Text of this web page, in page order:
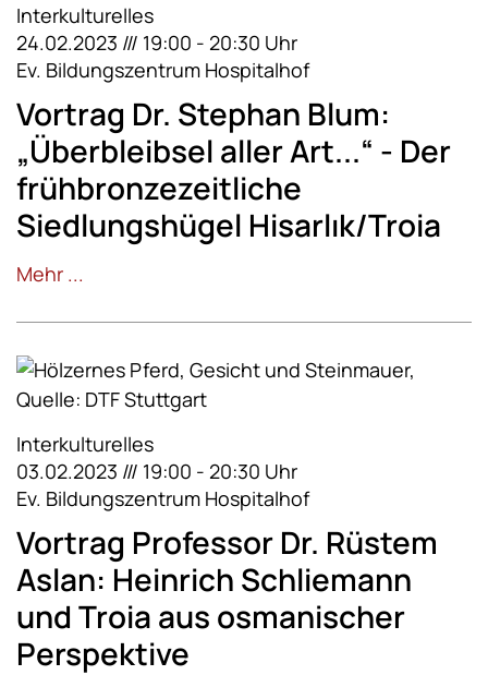
Interkulturelles
24.02.2023 /// 19:00 - 20:30 Uhr
Ev. Bildungszentrum Hospitalhof
Vortrag Dr. Stephan Blum:
„Überbleibsel aller Art...“ - Der
frühbronzezeitliche
Siedlungshügel Hisarlık/Troia
Mehr ...
Interkulturelles
03.02.2023 /// 19:00 - 20:30 Uhr
Ev. Bildungszentrum Hospitalhof
Vortrag Professor Dr. Rüstem
Aslan: Heinrich Schliemann
und Troia aus osmanischer
Perspektive